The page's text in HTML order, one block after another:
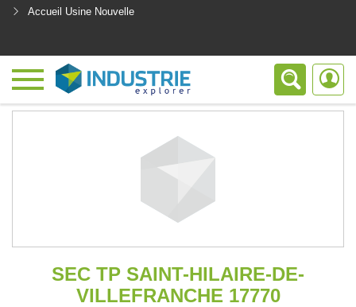
Accueil Usine Nouvelle
SEC TP SAINT-HILAIRE-DE-
VILLEFRANCHE 17770